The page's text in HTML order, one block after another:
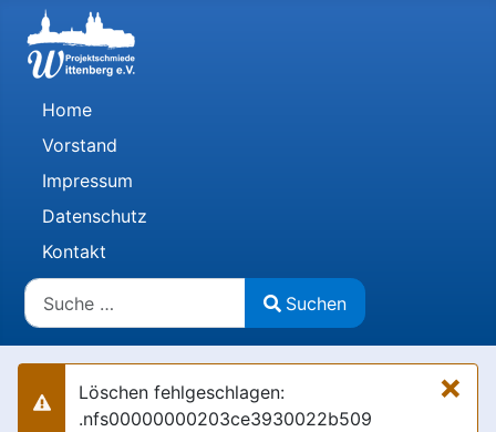
Home
Vorstand
Impressum
Datenschutz
Kontakt
Suchen
Type 2 or more characters for results.
Suchen
×
Warnung
Löschen fehlgeschlagen:
.nfs00000000203ce3930022b509